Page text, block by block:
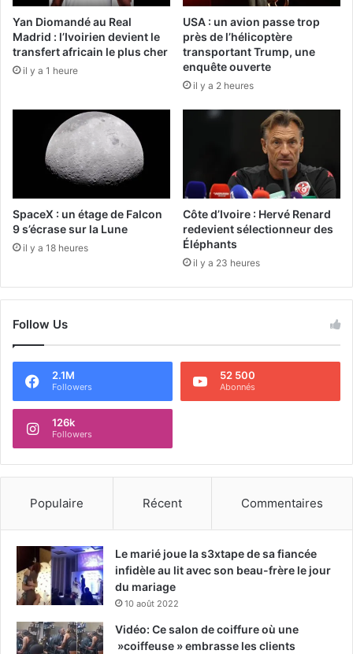
Yan Diomandé au Real
Madrid : l’Ivoirien devient le
transfert africain le plus cher
il y a 1 heure
USA : un avion passe trop
près de l’hélicoptère
transportant Trump, une
enquête ouverte
il y a 2 heures
SpaceX : un étage de Falcon
9 s’écrase sur la Lune
il y a 18 heures
Côte d’Ivoire : Hervé Renard
redevient sélectionneur des
Éléphants
il y a 23 heures
Follow Us
2.1M
Followers
52 500
Abonnés
126k
Followers
Populaire Récent Commentaires
Le marié joue la s3xtape de sa fiancée
infidèle au lit avec son beau-frère le jour
du mariage
10 août 2022
Vidéo: Ce salon de coiffure où une
»coiffeuse » embrasse les clients